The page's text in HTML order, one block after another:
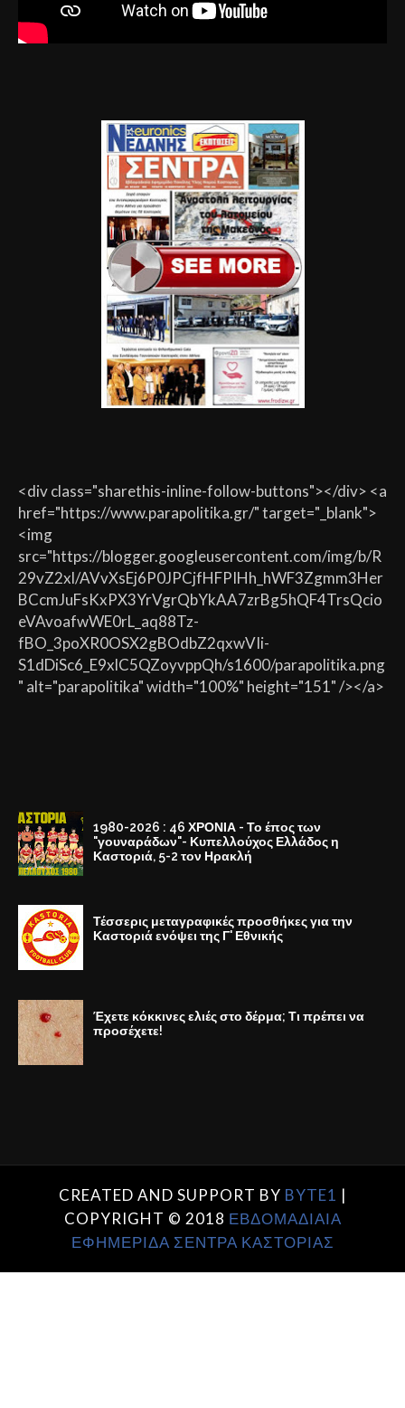
<div class="sharethis-inline-follow-buttons"></div> <a
href="https://www.parapolitika.gr/" target="_blank">
<img
src="https://blogger.googleusercontent.com/img/b/R
29vZ2xl/AVvXsEj6P0JPCjfHFPIHh_hWF3Zgmm3Her
BCcmJuFsKxPX3YrVgrQbYkAA7zrBg5hQF4TrsQcio
eVAvoafwWE0rL_aq88Tz-
fBO_3poXR0OSX2gBOdbZ2qxwVIi-
S1dDiSc6_E9xlC5QZoyvppQh/s1600/parapolitika.png
" alt="parapolitika" width="100%" height="151" /></a>
1980-2026 : 46 ΧΡΟΝΙΑ - Το έπος των
"γουναράδων"- Κυπελλούχος Ελλάδος η
Καστοριά, 5-2 τον Ηρακλή
Τέσσερις μεταγραφικές προσθήκες για την
Καστοριά ενόψει της Γ' Εθνικής
Έχετε κόκκινες ελιές στο δέρμα; Τι πρέπει να
προσέχετε!
CREATED AND SUPPORT BY BYTE1 |
COPYRIGHT © 2018 ΕΒΔΟΜΑΔΙΑΙΑ
ΕΦΗΜΕΡΙΔΑ ΣΕΝΤΡΑ ΚΑΣΤΟΡΙΑΣ